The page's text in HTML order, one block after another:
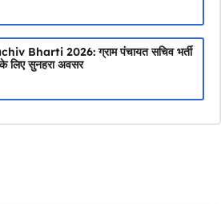
Bharti 2026: ग्राम पंचायत सचिव भर्ती
के लिए सुनहरा अवसर